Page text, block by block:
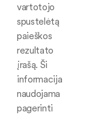
vartotojo
spustelėtą
paieškos
rezultato
įrašą. Ši
informacija
naudojama
pagerinti